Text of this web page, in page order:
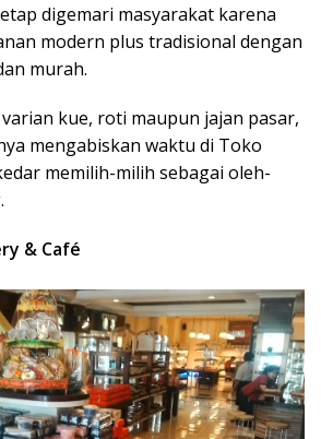
digemari masyarakat karena
modern plus tradisional dengan
murah.
kue, roti maupun jajan pasar,
mengabiskan waktu di Toko
memilih-milih sebagai oleh-
& Café